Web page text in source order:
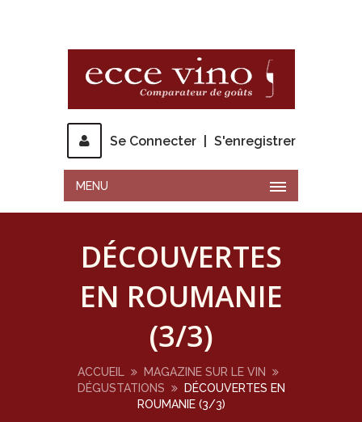
Se Connecter S'enregistrer
MENU
DÉCOUVERTES
EN ROUMANIE
(3/3)
ACCUEIL
MAGAZINE SUR LE VIN
DÉGUSTATIONS
DÉCOUVERTES EN
ROUMANIE (3/3)